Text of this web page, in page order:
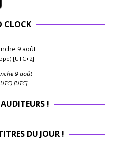
CLOCK
9 août
[UTC+2]
9 août
[UTC]
!
DU JOUR !